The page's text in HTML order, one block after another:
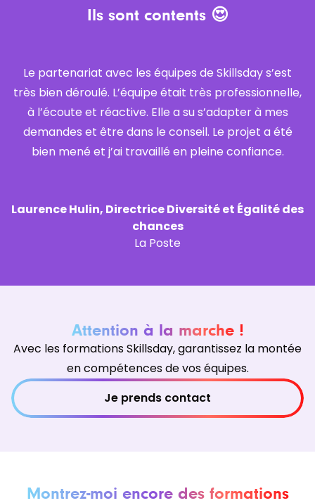
Ils sont contents 😍
Le partenariat avec les équipes de Skillsday s’est
très bien déroulé. L’équipe était très professionnelle,
à l’écoute et réactive. Elle a su s’adapter à mes
demandes et être dans le conseil. Le projet a été
bien mené et j’ai travaillé en pleine confiance.
Laurence Hulin, Directrice Diversité et Égalité des
chances
La Poste
Attention à la marche !
Avec les formations Skillsday, garantissez la montée
en compétences de vos équipes.
Je prends contact
Montrez-moi encore des formations